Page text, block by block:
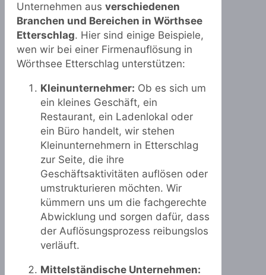
Unternehmen aus verschiedenen
Branchen und Bereichen in Wörthsee
Etterschlag. Hier sind einige Beispiele,
wen wir bei einer Firmenauflösung in
Wörthsee Etterschlag unterstützen:
Kleinunternehmer: Ob es sich um
ein kleines Geschäft, ein
Restaurant, ein Ladenlokal oder
ein Büro handelt, wir stehen
Kleinunternehmern in Etterschlag
zur Seite, die ihre
Geschäftsaktivitäten auflösen oder
umstrukturieren möchten. Wir
kümmern uns um die fachgerechte
Abwicklung und sorgen dafür, dass
der Auflösungsprozess reibungslos
verläuft.
Mittelständische Unternehmen: